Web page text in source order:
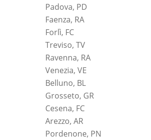
Padova, PD
Faenza, RA
Forlì, FC
Treviso, TV
Ravenna, RA
Venezia, VE
Belluno, BL
Grosseto, GR
Cesena, FC
Arezzo, AR
Pordenone, PN